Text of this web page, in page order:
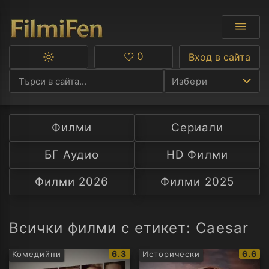
Избери
Ф
С
А
Превключване
тъмна
тема
Любими
0 Вход в сайта
Филми
Сериали
БГ Аудио
HD Филми
Филми 2026
Филми 2025
Всички филми с етикет: Caesar
Комедийни
IMDb
рейтинг:
6.3 Исторически
IMDb
6.6